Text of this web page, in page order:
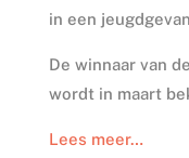
in een
De winnaar van
wordt in maart
Lees meer…